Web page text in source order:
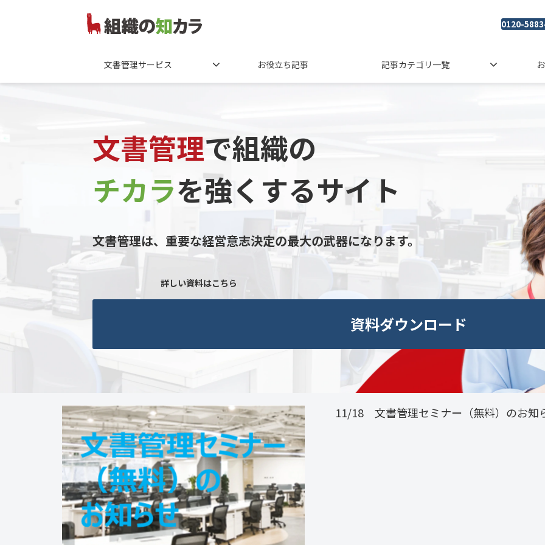
0120-
文書管理サービス お役立ち記事 記事カテゴリ一覧
文書管理で組織の
チカラを強くするサイト
文書管理は、重要な経営意志決定の最大の武器になります。
詳しい資料はこちら
資料ダウンロード
11/18 文書管理セミナー（無料）のお知